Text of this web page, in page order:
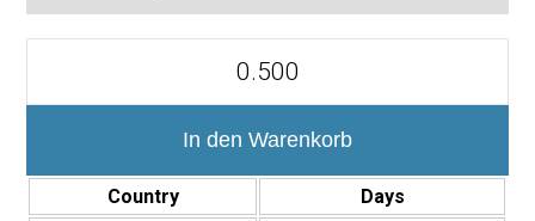
Mármol
In den Warenkorb
Country
Days